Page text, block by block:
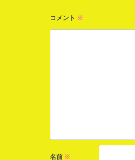
ー
シ
コメント ※
名前 ※